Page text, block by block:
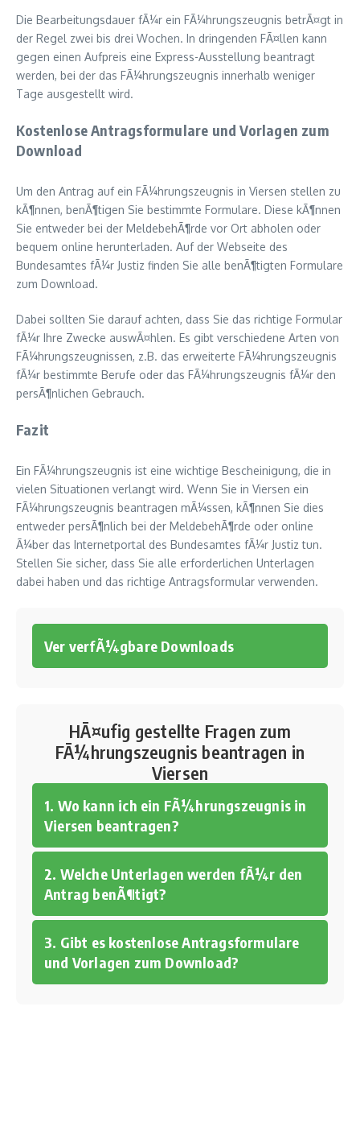
Die Bearbeitungsdauer fÃ¼r ein FÃ¼hrungszeugnis betrÃ¤gt in
der Regel zwei bis drei Wochen. In dringenden FÃ¤llen kann
gegen einen Aufpreis eine Express-Ausstellung beantragt
werden, bei der das FÃ¼hrungszeugnis innerhalb weniger
Tage ausgestellt wird.
Kostenlose Antragsformulare und Vorlagen zum
Download
Um den Antrag auf ein FÃ¼hrungszeugnis in Viersen stellen zu
kÃ¶nnen, benÃ¶tigen Sie bestimmte Formulare. Diese kÃ¶nnen
Sie entweder bei der MeldebehÃ¶rde vor Ort abholen oder
bequem online herunterladen. Auf der Webseite des
Bundesamtes fÃ¼r Justiz finden Sie alle benÃ¶tigten Formulare
zum Download.
Dabei sollten Sie darauf achten, dass Sie das richtige Formular
fÃ¼r Ihre Zwecke auswÃ¤hlen. Es gibt verschiedene Arten von
FÃ¼hrungszeugnissen, z.B. das erweiterte FÃ¼hrungszeugnis
fÃ¼r bestimmte Berufe oder das FÃ¼hrungszeugnis fÃ¼r den
persÃ¶nlichen Gebrauch.
Fazit
Ein FÃ¼hrungszeugnis ist eine wichtige Bescheinigung, die in
vielen Situationen verlangt wird. Wenn Sie in Viersen ein
FÃ¼hrungszeugnis beantragen mÃ¼ssen, kÃ¶nnen Sie dies
entweder persÃ¶nlich bei der MeldebehÃ¶rde oder online
Ã¼ber das Internetportal des Bundesamtes fÃ¼r Justiz tun.
Stellen Sie sicher, dass Sie alle erforderlichen Unterlagen
dabei haben und das richtige Antragsformular verwenden.
Ver verfÃ¼gbare Downloads
HÃ¤ufig gestellte Fragen zum
FÃ¼hrungszeugnis beantragen in
Viersen
1. Wo kann ich ein FÃ¼hrungszeugnis in
Viersen beantragen?
2. Welche Unterlagen werden fÃ¼r den
Antrag benÃ¶tigt?
3. Gibt es kostenlose Antragsformulare
und Vorlagen zum Download?